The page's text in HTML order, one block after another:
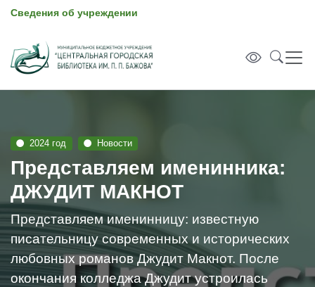
Сведения об учреждении
2024 год Новости
Представляем именинника:
ДЖУДИТ МАКНОТ
Представляем именинницу: известную
писательницу современных и исторических
любовных романов Джудит Макнот. После
окончания колледжа Джудит устроилась